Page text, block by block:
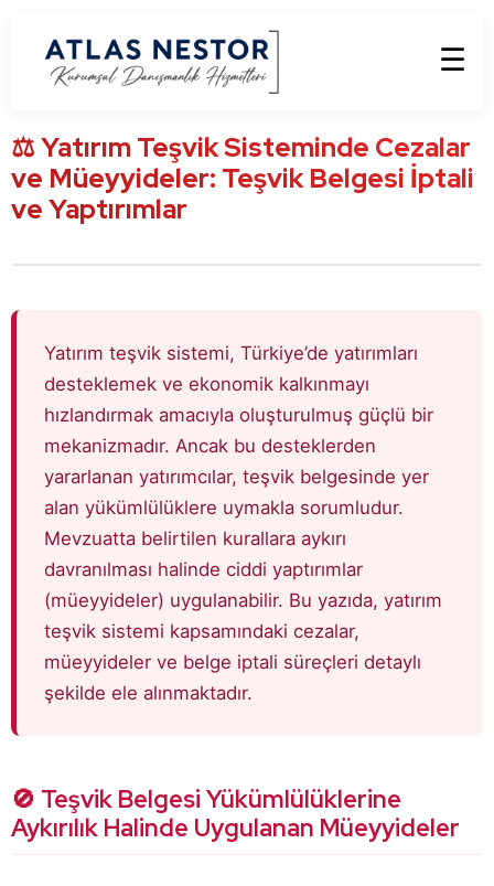
☰
⚖️ Yatırım Teşvik Sisteminde Cezalar
ve Müeyyideler: Teşvik Belgesi İptali
ve Yaptırımlar
Yatırım teşvik sistemi, Türkiye’de yatırımları
desteklemek ve ekonomik kalkınmayı
hızlandırmak amacıyla oluşturulmuş güçlü bir
mekanizmadır. Ancak bu desteklerden
yararlanan yatırımcılar, teşvik belgesinde yer
alan yükümlülüklere uymakla sorumludur.
Mevzuatta belirtilen kurallara aykırı
davranılması halinde ciddi yaptırımlar
(müeyyideler) uygulanabilir. Bu yazıda, yatırım
teşvik sistemi kapsamındaki cezalar,
müeyyideler ve belge iptali süreçleri detaylı
şekilde ele alınmaktadır.
🚫 Teşvik Belgesi Yükümlülüklerine
Aykırılık Halinde Uygulanan Müeyyideler